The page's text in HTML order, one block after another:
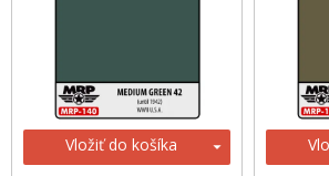
Vložiť do košíka